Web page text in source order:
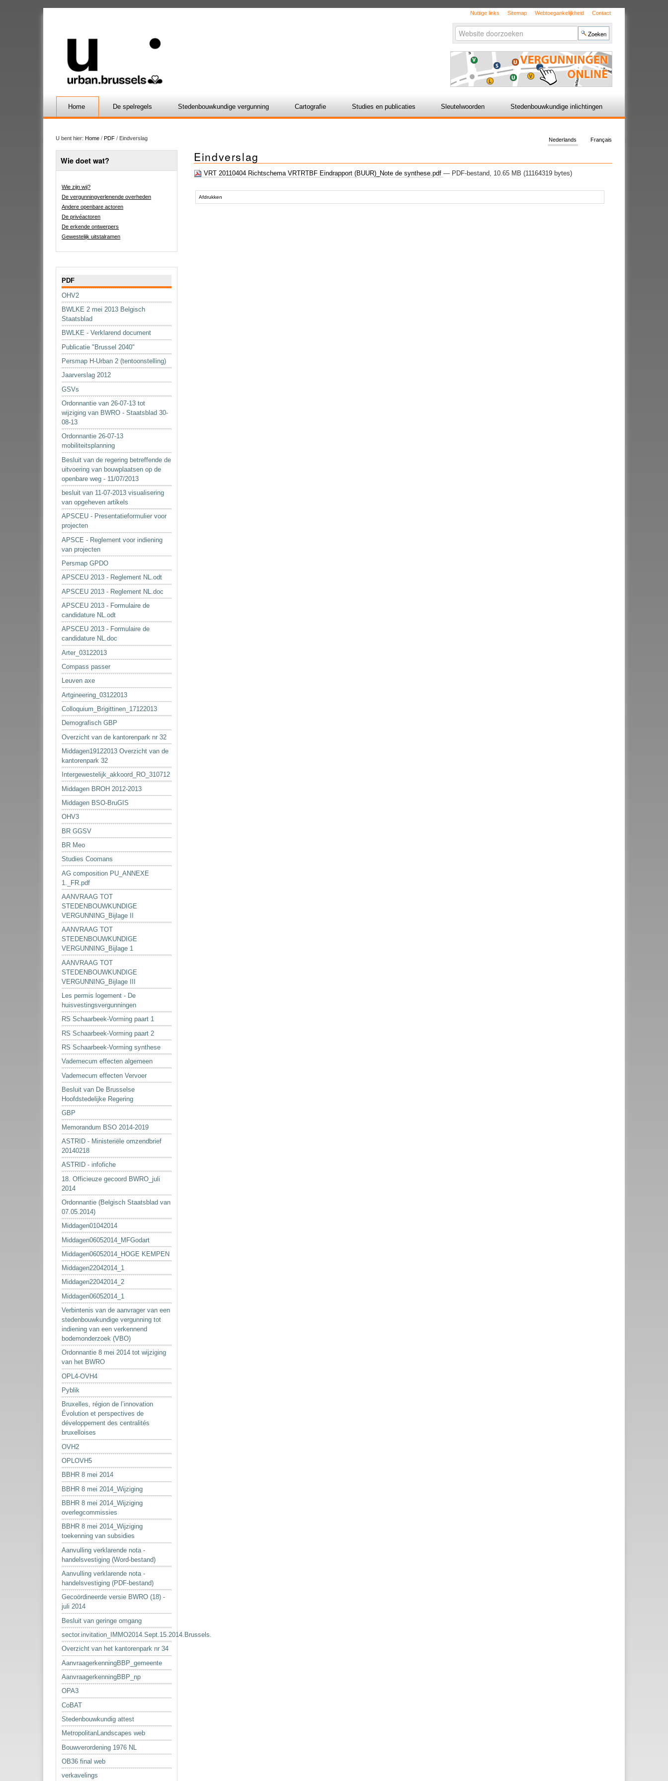
Nuttige links Sitemap Webtoegankelijkheid Contact
Zoek
zoeken...
Home De spelregels Stedenbouwkundige vergunning Cartografie Studies en publicaties Sleutelwoorden Stedenbouwkundige inlichtingen
U bent hier: Home / PDF / Eindverslag Français
Nederlands
Wie doet wat?
Wie zijn wij?
De vergunningverlenende overheden
Andere openbare actoren
De privéactoren
De erkende ontwerpers
Gewestelijk uitstalramen
PDF
OHV2
BWLKE 2 mei 2013 Belgisch
Staatsblad
BWLKE - Verklarend document
Publicatie "Brussel 2040"
Persmap H-Urban 2 (tentoonstelling)
Jaarverslag 2012
GSVs
Ordonnantie van 26-07-13 tot
wijziging van BWRO - Staatsblad 30-
08-13
Ordonnantie 26-07-13
mobiliteitsplanning
Besluit van de regering betreffende de
uitvoering van bouwplaatsen op de
openbare weg - 11/07/2013
besluit van 11-07-2013 visualisering
van opgeheven artikels
APSCEU - Presentatieformulier voor
projecten
APSCE - Reglement voor indiening
van projecten
Persmap GPDO
APSCEU 2013 - Reglement NL.odt
APSCEU 2013 - Reglement NL.doc
APSCEU 2013 - Formulaire de
candidature NL.odt
APSCEU 2013 - Formulaire de
candidature NL.doc
Arter_03122013
Compass passer
Leuven axe
Artgineering_03122013
Colloquium_Brigittinen_17122013
Demografisch GBP
Overzicht van de kantorenpark nr 32
Middagen19122013 Overzicht van de
kantorenpark 32
Intergewestelijk_akkoord_RO_310712
Middagen BROH 2012-2013
Middagen BSO-BruGIS
OHV3
BR GGSV
BR Meo
Studies Coomans
AG composition PU_ANNEXE
1._FR.pdf
AANVRAAG TOT
STEDENBOUWKUNDIGE
VERGUNNING_Bijlage II
AANVRAAG TOT
STEDENBOUWKUNDIGE
VERGUNNING_Bijlage 1
AANVRAAG TOT
STEDENBOUWKUNDIGE
VERGUNNING_Bijlage III
Les permis logement - De
huisvestingsvergunningen
RS Schaarbeek-Vorming paart 1
RS Schaarbeek-Vorming paart 2
RS Schaarbeek-Vorming synthese
Vademecum effecten algemeen
Vademecum effecten Vervoer
Besluit van De Brusselse
Hoofdstedelijke Regering
GBP
Memorandum BSO 2014-2019
ASTRID - Ministeriële omzendbrief
20140218
ASTRID - infofiche
18. Officieuze gecoord BWRO_juli
2014
Ordonnantie (Belgisch Staatsblad van
07.05.2014)
Middagen01042014
Middagen06052014_MFGodart
Middagen06052014_HOGE KEMPEN
Middagen22042014_1
Middagen22042014_2
Middagen06052014_1
Verbintenis van de aanvrager van een
stedenbouwkundige vergunning tot
indiening van een verkennend
bodemonderzoek (VBO)
Ordonnantie 8 mei 2014 tot wijziging
van het BWRO
OPL4-OVH4
Pyblik
Bruxelles, région de l’innovation
Évolution et perspectives de
développement des centralités
bruxelloises
OVH2
OPLOVH5
BBHR 8 mei 2014
BBHR 8 mei 2014_Wijziging
BBHR 8 mei 2014_Wijziging
overlegcommissies
BBHR 8 mei 2014_Wijziging
toekenning van subsidies
Aanvulling verklarende nota -
handelsvestiging (Word-bestand)
Aanvulling verklarende nota -
handelsvestiging (PDF-bestand)
Gecoördineerde versie BWRO (18) -
juli 2014
Besluit van geringe omgang
sector.invitation_IMMO2014.Sept.15.2014.Brussels.
Overzicht van het kantorenpark nr 34
AanvraagerkenningBBP_gemeente
AanvraagerkenningBBP_np
OPA3
CoBAT
Stedenbouwkundig attest
MetropolitanLandscapes web
Bouwverordening 1976 NL
OB36 final web
verkavelings
Eindverslag
VRT 20110404 Richtschema VRTRTBF Eindrapport (BUUR)_Note de synthese.pdf— PDF-bestand, 10.65 MB (11164319 bytes)
acties
Afdrukken